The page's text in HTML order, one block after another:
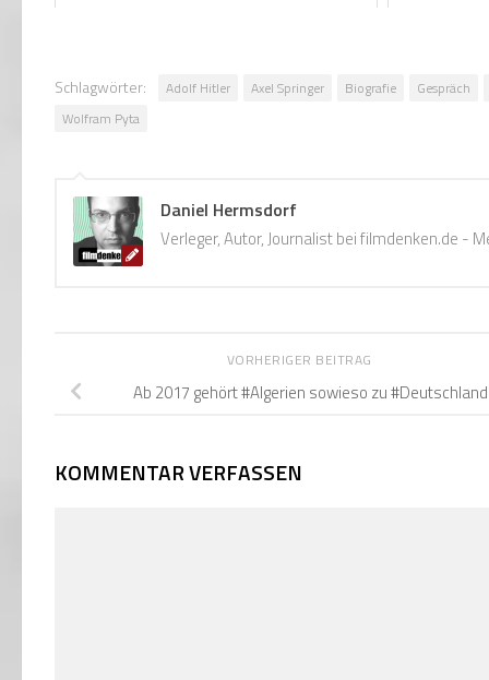
Schlagwörter: Adolf Hitler Axel Springer Biografie Gespräch
Wolfram Pyta
Daniel Hermsdorf
Verleger, Autor, Journalist bei filmdenken.de -
VORHERIGER BEITRAG
Ab 2017 gehört #Algerien sowieso zu #Deutschland
KOMMENTAR VERFASSEN